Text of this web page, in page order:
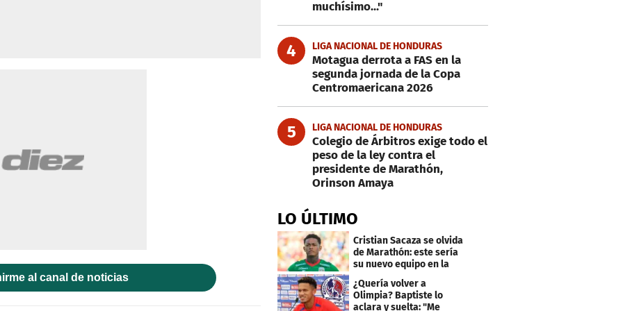
al canal de noticias
muchísimo..."
4 LIGA NACIONAL DE HONDURAS
Motagua derrota a FAS en la
segunda jornada de la Copa
Centromaericana 2026
5 LIGA NACIONAL DE HONDURAS
Colegio de Árbitros exige todo el
peso de la ley contra el
presidente de Marathón,
Orinson Amaya
LO ÚLTIMO
Cristian Sacaza se olvida
de Marathón: este sería
su nuevo equipo en la
Liga Nacional
¿Quería volver a
Olimpia? Baptiste lo
aclara y suelta: "Me